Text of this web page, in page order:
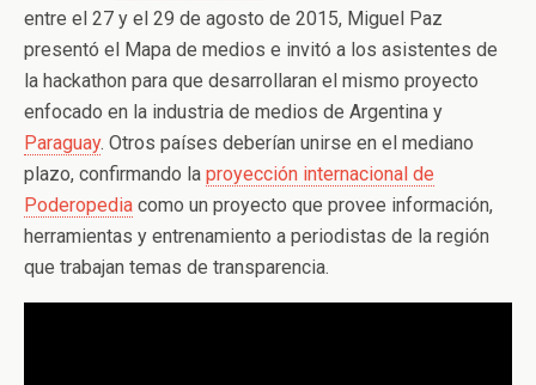
entre el 27 y el 29 de agosto de 2015, Miguel Paz
presentó el Mapa de medios e invitó a los asistentes de
la hackathon para que desarrollaran el mismo proyecto
enfocado en la industria de medios de Argentina y
Paraguay. Otros países deberían unirse en el mediano
plazo, confirmando la proyección internacional de
Poderopedia como un proyecto que provee información,
herramientas y entrenamiento a periodistas de la región
que trabajan temas de transparencia.